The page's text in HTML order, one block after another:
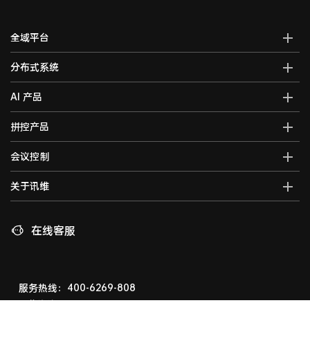
全域平台
全域智能矩阵系统
智能会议一体化主机
音视频综合一体机
车载音视频综合一体机
分布式系统
光纤kvm坐席系统
5G图传系统
分布式节点
高清视频编码器
AI 产品
AI大屏过滤系统
AI边缘计算服务器
拼控产品
高清画面分割器
LED视频处理器
液晶拼接屏
LED显示屏
会议控制
中控系统
指挥调度系统
关于讯维
联系我们
常见问题
在线客服
服务热线：400-6269-808
销售咨询：028-85199103 15928553700（7*24小时）